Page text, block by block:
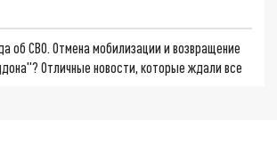
об СВО. Отмена мобилизации и возвращение
Отличные новости, которые ждали все